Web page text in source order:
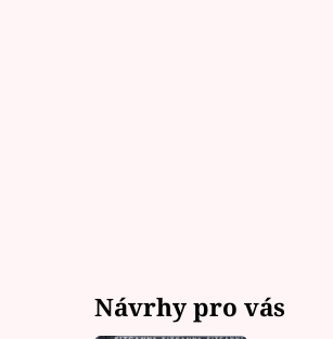
Návrhy pro vás